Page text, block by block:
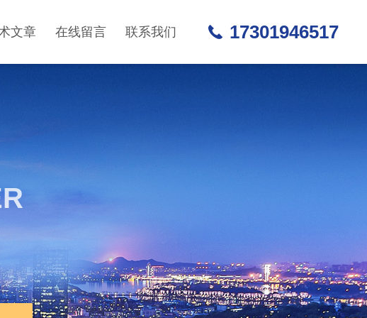
文章 在线留言 联系我们 17301946517